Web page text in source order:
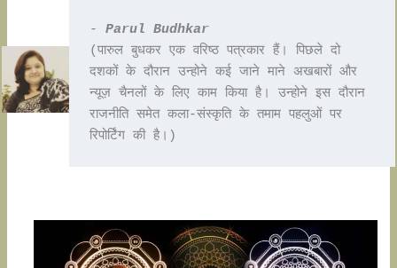
- Parul Budhkar
(पारुल बुधकर एक वरिष्ठ पत्रकार हैं। पिछले दो
दशकों के दौरान उन्होने कई जाने माने अखबारों और
न्यूज़ चैनलों के लिए काम किया है। उन्होने इस दौरान
राजनीति समेत कला-संस्कृति के तमाम पहलुओं पर
रिपोर्टिंग की है।)